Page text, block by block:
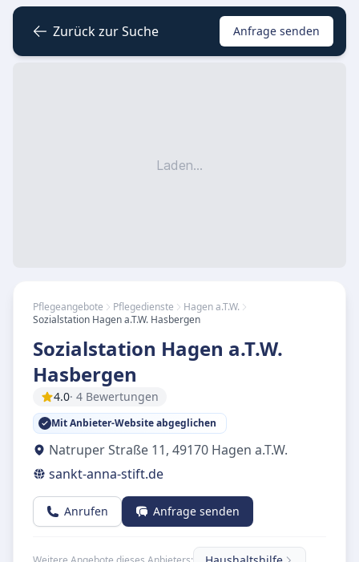
Zurück zur Suche Anfrage senden
Laden...
Pflegeangebote Pflegedienste
Hagen a.T.W.
Sozialstation Hagen a.T.W. Hasbergen
Sozialstation Hagen a.T.W.
Hasbergen
4.0· 4 Bewertungen
Mit Anbieter-Website abgeglichen
Natruper Straße 11, 49170 Hagen a.T.W.
sankt-anna-stift.de
Anrufen Anfrage senden